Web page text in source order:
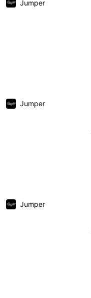
Jumper
Jumper
Jumper